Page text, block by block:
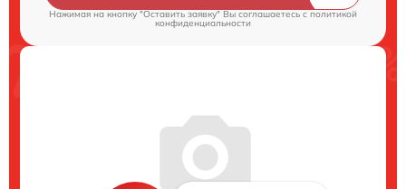
Нажимая на кнопку "Оставить заявку" Вы соглашаетесь cполитикой
конфиденциальности